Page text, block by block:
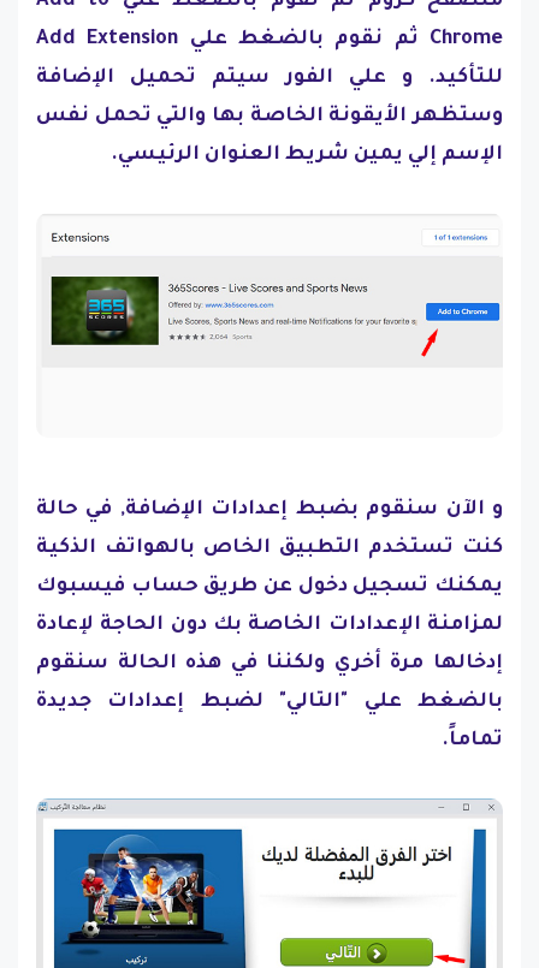
Chrome ثم نقوم بالضغط علي Add Extension
للتأكيد. و علي الفور سيتم تحميل الإضافة
وستظهر الأيقونة الخاصة بها والتي تحمل نفس
الإسم إلي يمين شريط العنوان الرئيسي.
و الآن سنقوم بضبط إعدادات الإضافة, في حالة
كنت تستخدم التطبيق الخاص بالهواتف الذكية
يمكنك تسجيل دخول عن طريق حساب فيسبوك
لمزامنة الإعدادات الخاصة بك دون الحاجة لإعادة
إدخالها مرة أخري ولكننا في هذه الحالة سنقوم
بالضغط علي "التالي" لضبط إعدادات جديدة
تماماً.